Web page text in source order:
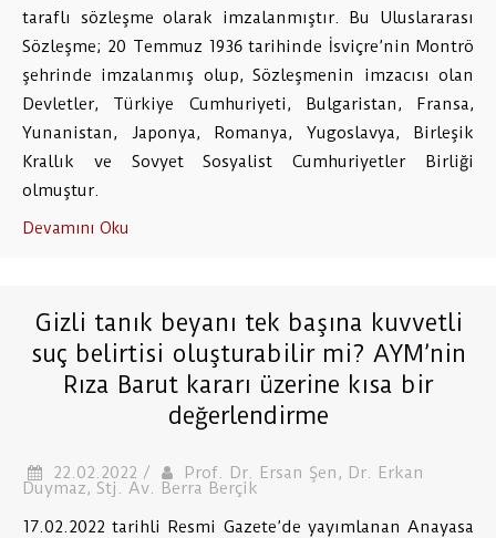
taraflı sözleşme olarak imzalanmıştır. Bu Uluslararası
Sözleşme; 20 Temmuz 1936 tarihinde İsviçre’nin Montrö
şehrinde imzalanmış olup, Sözleşmenin imzacısı olan
Devletler, Türkiye Cumhuriyeti, Bulgaristan, Fransa,
Yunanistan, Japonya, Romanya, Yugoslavya, Birleşik
Krallık ve Sovyet Sosyalist Cumhuriyetler Birliği
olmuştur.
Devamını Oku
Gizli tanık beyanı tek başına kuvvetli
suç belirtisi oluşturabilir mi? AYM’nin
Rıza Barut kararı üzerine kısa bir
değerlendirme
22.02.2022 / Prof. Dr. Ersan Şen, Dr. Erkan
Duymaz, Stj. Av. Berra Berçik
17.02.2022 tarihli Resmi Gazete’de yayımlanan Anayasa